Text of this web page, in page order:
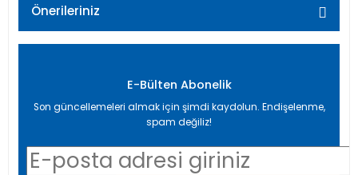
Önerileriniz
formunu kullanarak tarafımıza iletebilirsiniz.
Ürün açıklamasında eksik bilgiler bulunuyor.
E-Bülten Abonelik
Son güncellemeleri almak için şimdi kaydolun. Endişelenme,
spam değiliz!